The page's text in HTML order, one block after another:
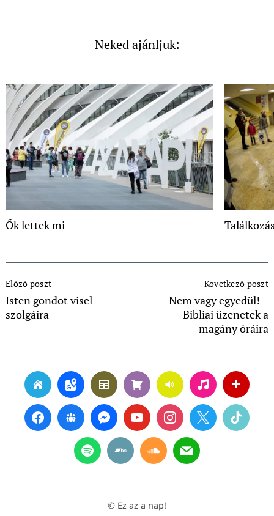
Neked ajánljuk:
Ők lettek mi
Navigation
Előző poszt
Isten gondot visel
szolgáira
Következő poszt
Nem vagy egyedül! –
Bibliai üzenetek a
magány óráira
© Ez az a nap!